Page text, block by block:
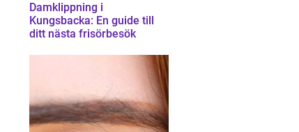
Damklippning i
Kungsbacka: En guide till
ditt nästa frisörbesök